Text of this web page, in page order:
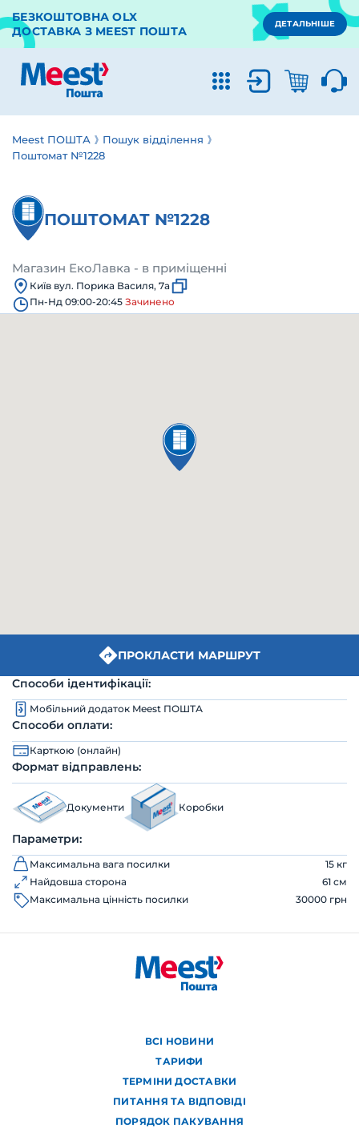
БЕЗКОШТОВНА OLX
ДОСТАВКА З MEEST ПОШТА
ДЕТАЛЬНІШЕ
Meest ПОШТА
Пошук відділення
Поштомат №1228
ПОШТОМАТ №1228
Магазин ЕкоЛавка - в приміщенні
Київ вул. Порика Василя, 7а
Пн-Нд 09:00-20:45 Зачинено
ПРОКЛАСТИ МАРШРУТ
Способи ідентифікації:
Мобільний додаток Meest ПОШТА
Способи оплати:
Карткою (онлайн)
Формат відправлень:
Документи Коробки
Параметри:
Максимальна вага посилки
15 кг
Найдовша сторона
61 см
Максимальна цінність посилки
30000 грн
ВСІ НОВИНИ
ТАРИФИ
ТЕРМІНИ ДОСТАВКИ
ПИТАННЯ ТА ВІДПОВІДІ
ПОРЯДОК ПАКУВАННЯ